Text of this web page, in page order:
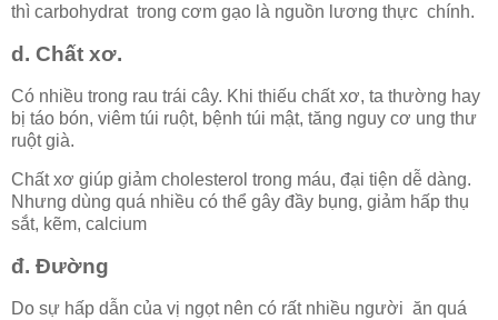
thì carbohydrat trong cơm gạo là nguồn lương thực chính.
d. Chất xơ.
Có nhiều trong rau trái cây. Khi thiếu chất xơ, ta thường hay
bị táo bón, viêm túi ruột, bệnh túi mật, tăng nguy cơ ung thư
ruột già.
Chất xơ giúp giảm cholesterol trong máu, đại tiện dễ dàng.
Nhưng dùng quá nhiều có thể gây đầy bụng, giảm hấp thụ
sắt, kẽm, calcium
đ. Đường
Do sự hấp dẫn của vị ngọt nên có rất nhiều người ăn quá